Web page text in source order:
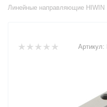
Линейные направляющие HIWIN
Артикул: